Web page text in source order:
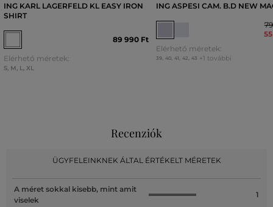
ING KARL LAGERFELD KL EASY IRON
SHIRT
89 990 Ft
Elérhető méretek:
S, M, L, XL
ING ASPESI CAM. B.D NEW
Elérhető méretek:
39, 40, 41, 42, 43 +1 további
Recenziók
ÜGYFELEINKNEK ÁLTAL ÉRTÉKELT MÉRETEK
A méret sokkal kisebb, mint amit
viselek
1